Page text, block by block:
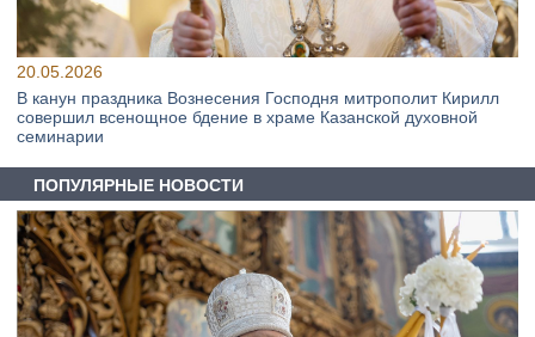
20.05.2026
В канун праздника Вознесения Господня митрополит Кирилл
совершил всенощное бдение в храме Казанской духовной
семинарии
ПОПУЛЯРНЫЕ НОВОСТИ